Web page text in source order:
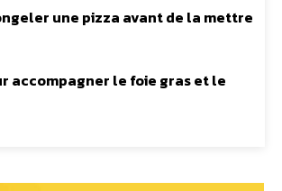
une pizza avant de la mettre
accompagner le foie gras et le